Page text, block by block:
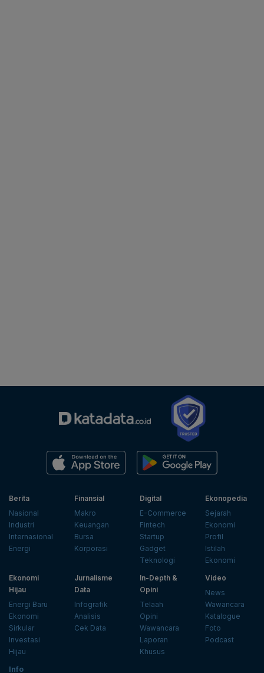
Berita
Nasional
Industri
Internasional
Energi
Finansial
Makro
Keuangan
Bursa
Korporasi
Digital
E-Commerce
Fintech
Startup
Gadget
Teknologi
Ekonopedia
Sejarah
Ekonomi
Profil
Istilah
Ekonomi
Ekonomi
Hijau
Energi Baru
Ekonomi
Sirkular
Investasi
Hijau
Jurnalisme
Data
Infografik
Analisis
Cek Data
In-Depth &
Opini
Telaah
Opini
Wawancara
Laporan
Khusus
Video
News
Wawancara
Katalogue
Foto
Podcast
Info